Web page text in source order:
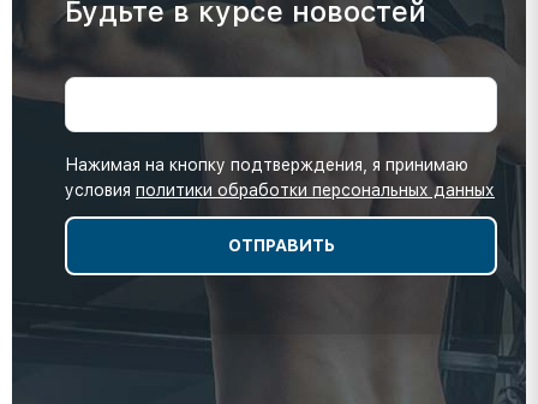
Будьте в курсе новостей
Нажимая на кнопку подтверждения, я принимаю
условия политики обработки персональных данных